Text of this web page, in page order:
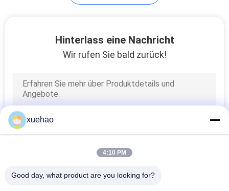
Hinterlass eine Nachricht
Wir rufen Sie bald zurück!
xuehao
4:10 PM
Good day, what product are you looking for?